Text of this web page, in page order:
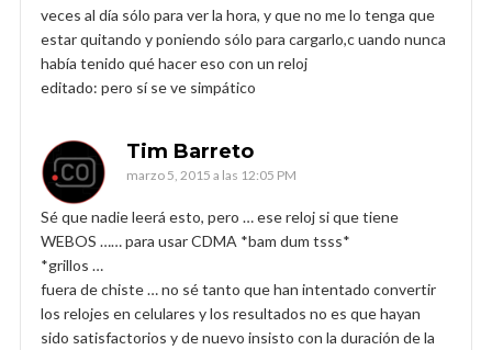
veces al día sólo para ver la hora, y que no me lo tenga que
estar quitando y poniendo sólo para cargarlo,c uando nunca
había tenido qué hacer eso con un reloj
editado: pero sí se ve simpático
Tim Barreto
marzo 5, 2015 a las 12:05 PM
Sé que nadie leerá esto, pero … ese reloj si que tiene
WEBOS …… para usar CDMA *bam dum tsss*
*grillos …
fuera de chiste … no sé tanto que han intentado convertir
los relojes en celulares y los resultados no es que hayan
sido satisfactorios y de nuevo insisto con la duración de la